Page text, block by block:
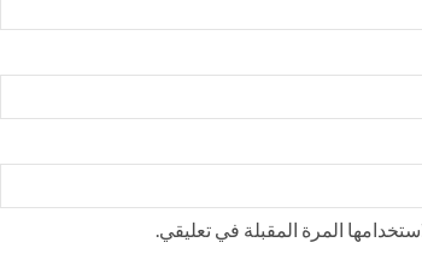
المرة المقبلة في تعليقي.